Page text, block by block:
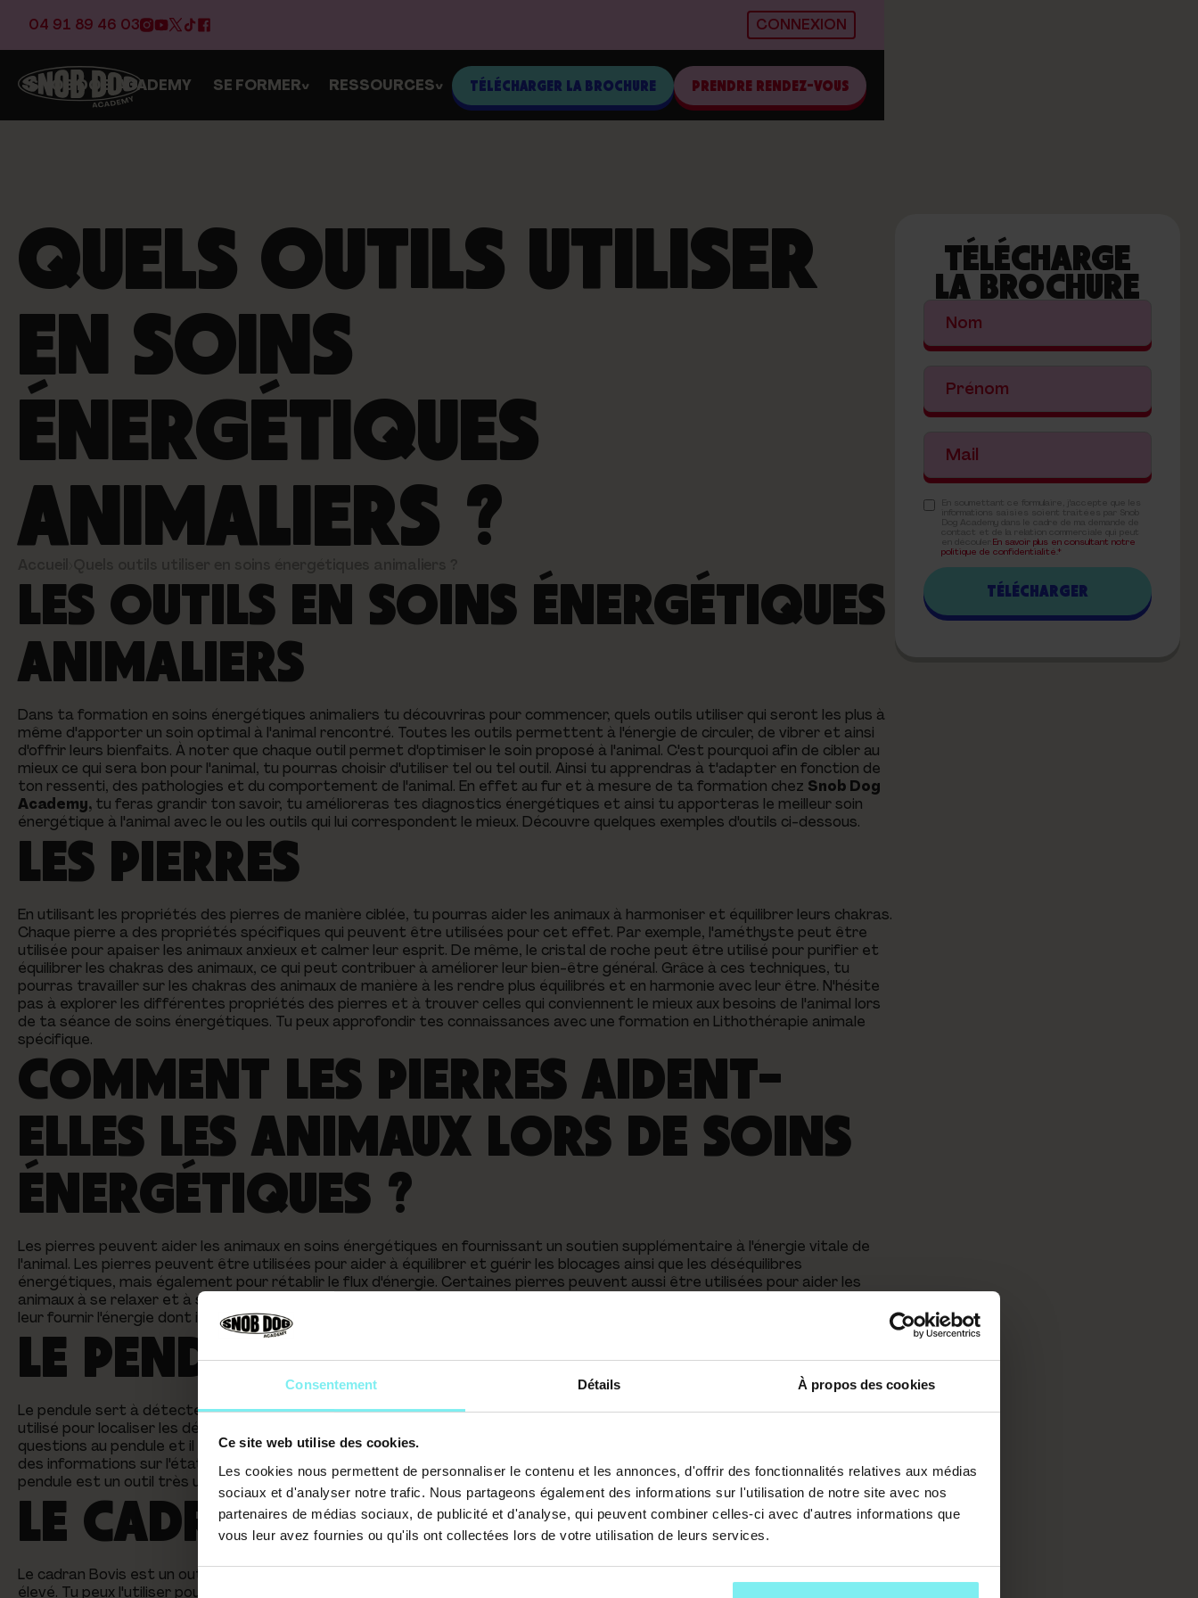
Consentement Détails À propos des cookies
Ce site web utilise des cookies.
Les cookies nous permettent de personnaliser le contenu et les annonces, d'offrir des fonctionnalités relatives aux médias
sociaux et d'analyser notre trafic. Nous partageons également des informations sur l'utilisation de notre site avec nos
partenaires de médias sociaux, de publicité et d'analyse, qui peuvent combiner celles-ci avec d'autres informations que
vous leur avez fournies ou qu'ils ont collectées lors de votre utilisation de leurs services.
04 91 89 46 03 CONNEXION
SNOB DOG ACADEMY SE FORMER> RESSOURCES> TÉLÉCHARGER LA BROCHURE PRENDRE RENDEZ-VOUS
QUELS OUTILS UTILISER
EN SOINS
ÉNERGÉTIQUES
ANIMALIERS ?
LES OUTILS EN SOINS ÉNERGÉTIQUES
ANIMALIERS
Dans ta formation en soins énergétiques animaliers tu découvriras pour commencer, quels outils utiliser qui seront les plus à
même d'apporter un soin optimal à l'animal rencontré. Toutes les outils permettent à l'énergie de circuler, de vibrer et ainsi
d'offrir leurs bienfaits. À noter que chaque outil permet d'optimiser le soin proposé à l'animal. C'est pourquoi afin de cibler au
mieux ce qui sera bon pour l'animal, tu pourras choisir d'utiliser tel ou tel outil. Ainsi tu apprendras à t'adapter en fonction de
ton ressenti, des pathologies et du comportement de l'animal. En effet au fur et à mesure de ta formation chez Snob Dog
Academy, tu feras grandir ton savoir, tu amélioreras tes diagnostics énergétiques et ainsi tu apporteras le meilleur soin
énergétique à l'animal avec le ou les outils qui lui correspondent le mieux. Découvre quelques exemples d'outils ci-dessous.
LES PIERRES
En utilisant les propriétés des pierres de manière ciblée, tu pourras aider les animaux à harmoniser et équilibrer leurs chakras.
Chaque pierre a des propriétés spécifiques qui peuvent être utilisées pour cet effet. Par exemple, l'améthyste peut être
utilisée pour apaiser les animaux anxieux et calmer leur esprit. De même, le cristal de roche peut être utilisé pour purifier et
équilibrer les chakras des animaux, ce qui peut contribuer à améliorer leur bien-être général. Grâce à ces techniques, tu
pourras travailler sur les chakras des animaux de manière à les rendre plus équilibrés et en harmonie avec leur être. N'hésite
pas à explorer les différentes propriétés des pierres et à trouver celles qui conviennent le mieux aux besoins de l'animal lors
de ta séance de soins énergétiques. Tu peux approfondir tes connaissances avec une formation en Lithothérapie animale
spécifique.
COMMENT LES PIERRES AIDENT-
ELLES LES ANIMAUX LORS DE SOINS
ÉNERGÉTIQUES ?
Les pierres peuvent aider les animaux en soins énergétiques en fournissant un soutien supplémentaire à l'énergie vitale de
l'animal. Les pierres peuvent être utilisées pour aider à équilibrer et guérir les blocages ainsi que les déséquilibres
énergétiques, mais également pour rétablir le flux d'énergie. Certaines pierres peuvent aussi être utilisées pour aider les
animaux à se relaxer et à soulager leur stress. Mais encore, les pierres peuvent aider à équilibrer les chakras des animaux et à
leur fournir l'énergie dont ils ont besoin pour se sentir bien.
LE PENDULE
Le pendule sert à détecter ainsi qu'à mesurer l'énergie des animaux et de leur environnement. C'est pourquoi, il peut être
utilisé pour localiser les déséquilibres énergétiques et trouver des solutions pour les rééquilibrer. On peut poser des
questions au pendule et il répond par des mouvements indiquant oui, non ou indécis. On peut utiliser le pendule pour obtenir
des informations sur l'état énergétique des animaux et les accompagner dans leur guérison et leur bien-être. En résumé, le
pendule est un outil très utile pour t'aider à prendre soin des animaux de manière énergétique.
LE CADRAN BOVIS
Le cadran Bovis est un outil de mesure de l'énergie vitale. Il utilise l'échelle de Bovis. Plus l'énergie est forte, plus le chiffre est
élevé. Tu peux l'utiliser pour mesurer l'énergie vitale des animaux. Cela te permet de trouver des solutions pour les aider à
TÉLÉCHARGE
LA BROCHURE
En savoir plus en consultant notre
politique de confidentialité.*